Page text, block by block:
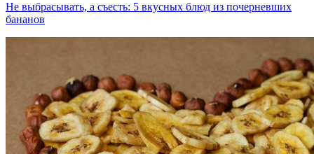
Не выбрасывать, а съесть: 5 вкусных блюд из почерневших
бананов